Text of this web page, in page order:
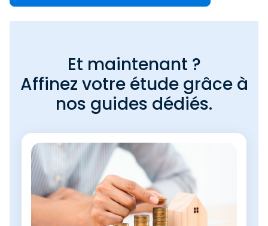
Et maintenant ?
Affinez votre étude grâce à
nos guides dédiés.